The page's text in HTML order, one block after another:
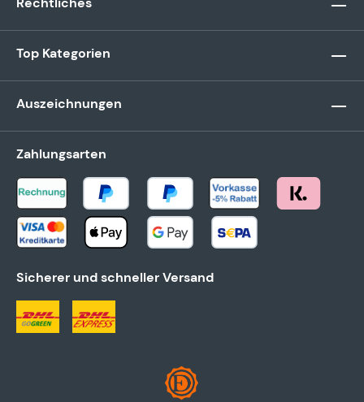
Top Kategorien
Auszeichnungen
Zahlungsarten
Sicherer und schneller Versand